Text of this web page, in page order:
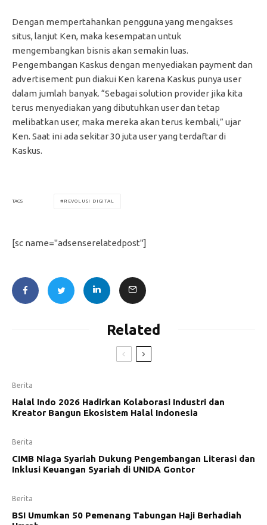
Dengan mempertahankan pengguna yang mengakses
situs, lanjut Ken, maka kesempatan untuk
mengembangkan bisnis akan semakin luas.
Pengembangan Kaskus dengan menyediakan payment dan
advertisement pun diakui Ken karena Kaskus punya user
dalam jumlah banyak. “Sebagai solution provider jika kita
terus menyediakan yang dibutuhkan user dan tetap
melibatkan user, maka mereka akan terus kembali,” ujar
Ken. Saat ini ada sekitar 30 juta user yang terdaftar di
Kaskus.
TAGS REVOLUSI DIGITAL
[sc name="adsenserelatedpost"]
Related
Berita
Halal Indo 2026 Hadirkan Kolaborasi Industri dan
Kreator Bangun Ekosistem Halal Indonesia
Berita
CIMB Niaga Syariah Dukung Pengembangan Literasi dan
Inklusi Keuangan Syariah di UNIDA Gontor
Berita
BSI Umumkan 50 Pemenang Tabungan Haji Berhadiah